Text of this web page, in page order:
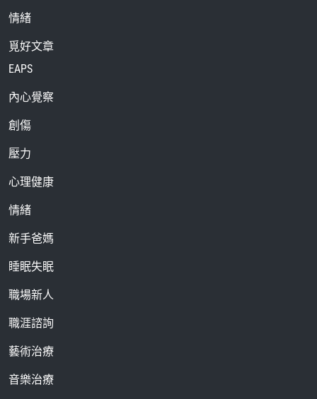
情緒
覓好文章
EAPS
內心覺察
創傷
壓力
心理健康
情緒
新手爸媽
睡眠失眠
職場新人
職涯諮詢
藝術治療
音樂治療